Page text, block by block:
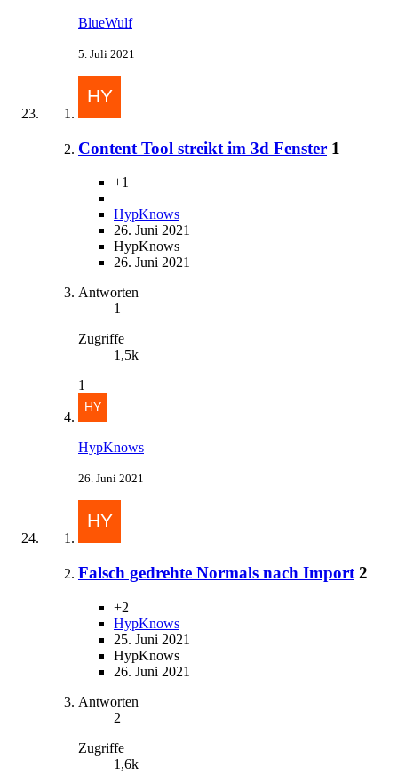
BlueWulf
5. Juli 2021
Content Tool streikt im 3d Fenster 1
+1
HypKnows
26. Juni 2021
HypKnows
26. Juni 2021
Antworten
1
Zugriffe
1,5k
1
HypKnows
26. Juni 2021
Falsch gedrehte Normals nach Import 2
+2
HypKnows
25. Juni 2021
HypKnows
26. Juni 2021
Antworten
2
Zugriffe
1,6k